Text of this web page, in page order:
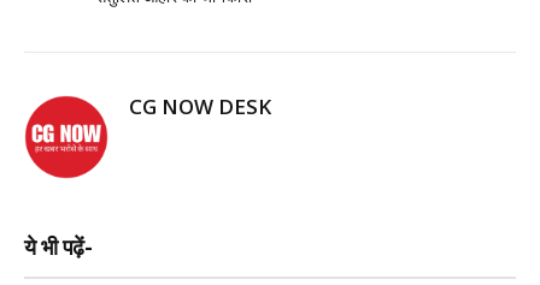
CG NOW DESK
ये भी पढ़ें-